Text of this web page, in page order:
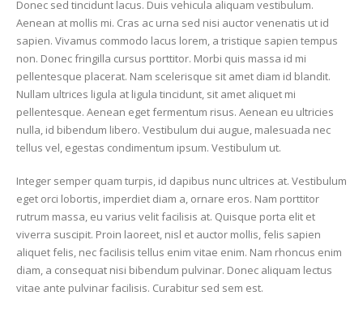
Donec sed tincidunt lacus. Duis vehicula aliquam vestibulum.
Aenean at mollis mi. Cras ac urna sed nisi auctor venenatis ut id
sapien. Vivamus commodo lacus lorem, a tristique sapien tempus
non. Donec fringilla cursus porttitor. Morbi quis massa id mi
pellentesque placerat. Nam scelerisque sit amet diam id blandit.
Nullam ultrices ligula at ligula tincidunt, sit amet aliquet mi
pellentesque. Aenean eget fermentum risus. Aenean eu ultricies
nulla, id bibendum libero. Vestibulum dui augue, malesuada nec
tellus vel, egestas condimentum ipsum. Vestibulum ut.
Integer semper quam turpis, id dapibus nunc ultrices at. Vestibulum
eget orci lobortis, imperdiet diam a, ornare eros. Nam porttitor
rutrum massa, eu varius velit facilisis at. Quisque porta elit et
viverra suscipit. Proin laoreet, nisl et auctor mollis, felis sapien
aliquet felis, nec facilisis tellus enim vitae enim. Nam rhoncus enim
diam, a consequat nisi bibendum pulvinar. Donec aliquam lectus
vitae ante pulvinar facilisis. Curabitur sed sem est.